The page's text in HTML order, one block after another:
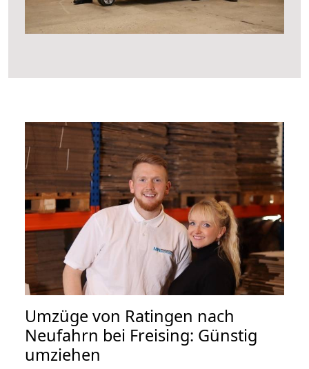
Umzüge von Ratingen nach
Neufahrn bei Freising: Günstig
umziehen